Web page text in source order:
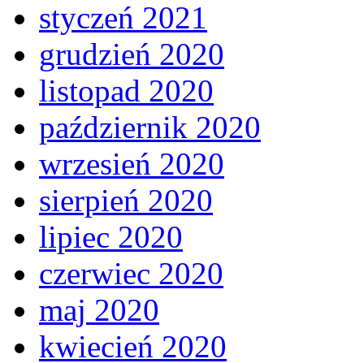
styczeń 2021
grudzień 2020
listopad 2020
październik 2020
wrzesień 2020
sierpień 2020
lipiec 2020
czerwiec 2020
maj 2020
kwiecień 2020